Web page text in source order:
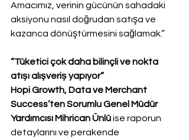
Amacımız, verinin gücünün sahadaki
aksiyonu nasıl doğrudan satışa ve
kazanca dönüştürmesini sağlamak.”
“Tüketici çok daha bilinçli ve nokta
atışı alışveriş yapıyor”
Hopi Growth, Data ve Merchant
Success’ten Sorumlu Genel Müdür
Yardımcısı Mihrican Ünlü ise raporun
detaylarını ve perakende